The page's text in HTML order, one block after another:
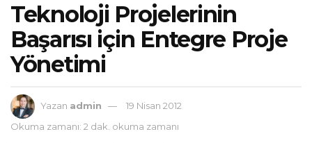
Teknoloji Projelerinin
Başarısı için Entegre Proje
Yönetimi
Yazan admin
19 Nisan 2012
Okuma zamanı: 2 dak. okuma zamanı